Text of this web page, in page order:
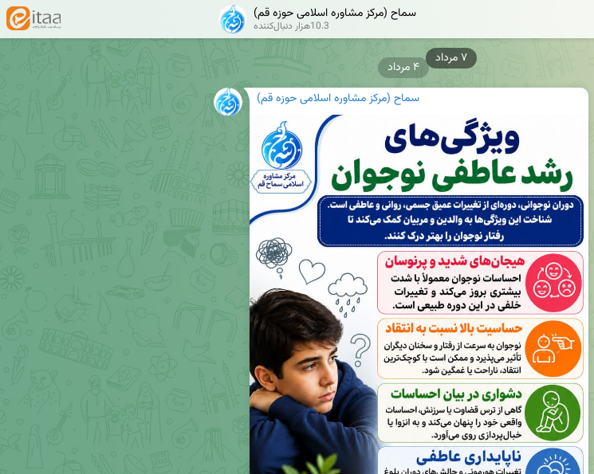
سماح (مرکز مشاوره اسلامی حوزه قم)
10.3هزار دنبال‌کننده
سماح (مرکز مشاوره اسلامی حوزه قم)
۴ مرداد